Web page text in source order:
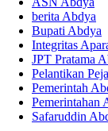
berita Abdya
Bupati Abdya
Integritas
JPT Pratama
Pelantikan
Pemerintah
Pemerintahan
Safaruddin